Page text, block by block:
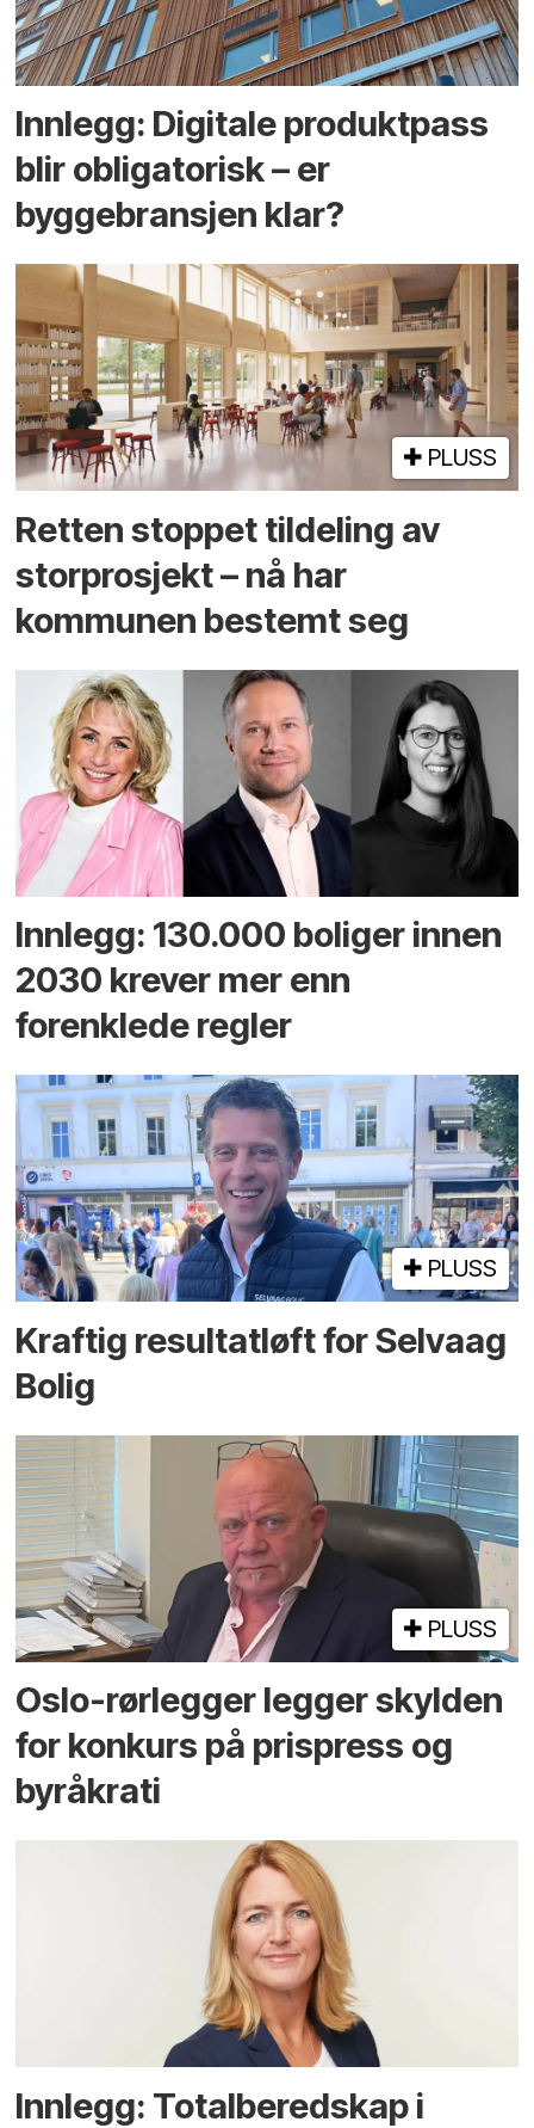
Innlegg: Digitale produktpass
blir obligatorisk – er
byggebransjen klar?
PLUSS
Retten stoppet tildeling av
storprosjekt – nå har
kommunen bestemt seg
Innlegg: 130.000 boliger innen
2030 krever mer enn
forenklede regler
PLUSS
Kraftig resultatløft for Selvaag
Bolig
PLUSS
Oslo-rørlegger legger skylden
for konkurs på prispress og
byråkrati
Innlegg: Totalberedskap i